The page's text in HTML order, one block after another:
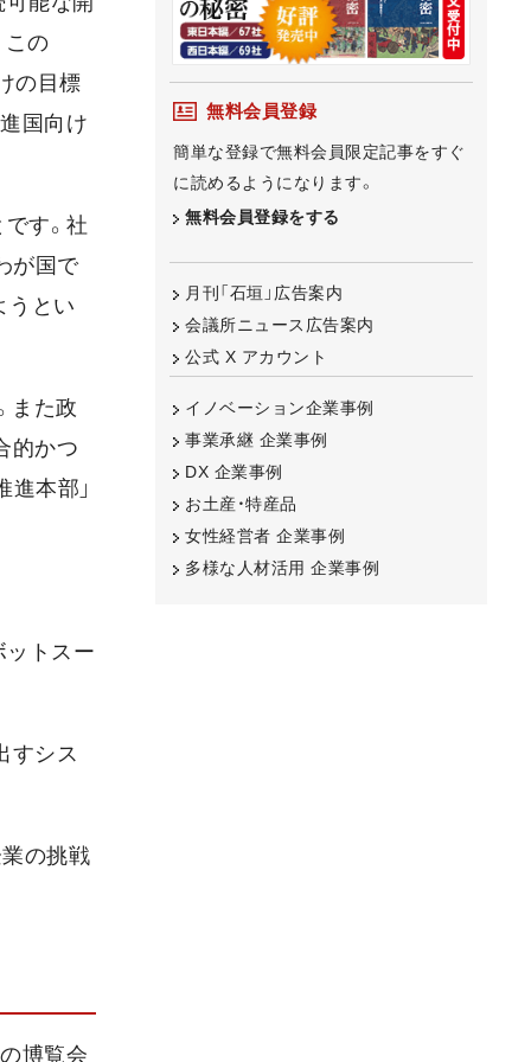
この
の目標
国向け
す。社
が国で
うとい
また政
的かつ
本部」
ットスー
すシス
の挑戦
博覧会
無料会員登録
簡単な登録で無料会員限定記事をすぐ
に読めるようになります。
無料会員登録をする
月刊「石垣」広告案内
会議所ニュース広告案内
公式 X アカウント
イノベーション企業事例
事業承継 企業事例
DX 企業事例
お土産・特産品
女性経営者 企業事例
多様な人材活用 企業事例